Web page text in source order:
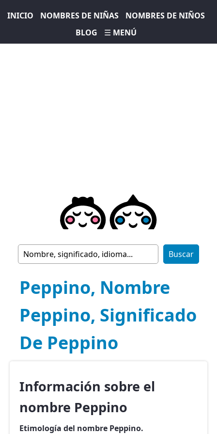
INICIO NOMBRES DE NIÑAS
NOMBRES DE NIÑOS
BLOG
☰ MENÚ
Peppino, Nombre
Peppino, Significado
De Peppino
Información sobre el
nombre Peppino
Etimología del nombre Peppino.